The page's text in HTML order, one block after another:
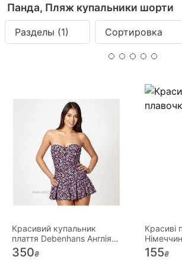
Панда, Пляж купальники шорти
Разделы (1) Сортировка
Красивий купальник
плаття Debenhans Англія
б/у
350₴
Красиві
155₴